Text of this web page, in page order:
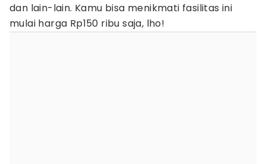
dan lain-lain. Kamu bisa menikmati fasilitas ini
mulai harga Rp150 ribu saja, lho!